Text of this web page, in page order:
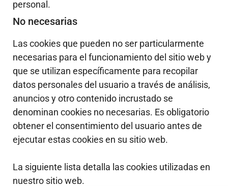
personal.
No necesarias
Las cookies que pueden no ser particularmente
necesarias para el funcionamiento del sitio web y
que se utilizan específicamente para recopilar
datos personales del usuario a través de análisis,
anuncios y otro contenido incrustado se
denominan cookies no necesarias. Es obligatorio
obtener el consentimiento del usuario antes de
ejecutar estas cookies en su sitio web.
La siguiente lista detalla las cookies utilizadas en
nuestro sitio web.